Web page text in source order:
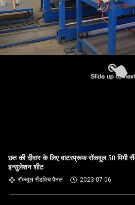
छत की दीवार के लिए वाटरप्रूफ रॉकवूल 50 मिमी
इन्सुलेशन शीट
रॉकवूल सैंडविच पैनल 2023-07-06